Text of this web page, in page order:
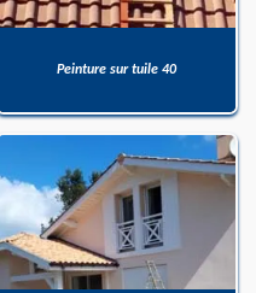
Peinture sur tuile 40